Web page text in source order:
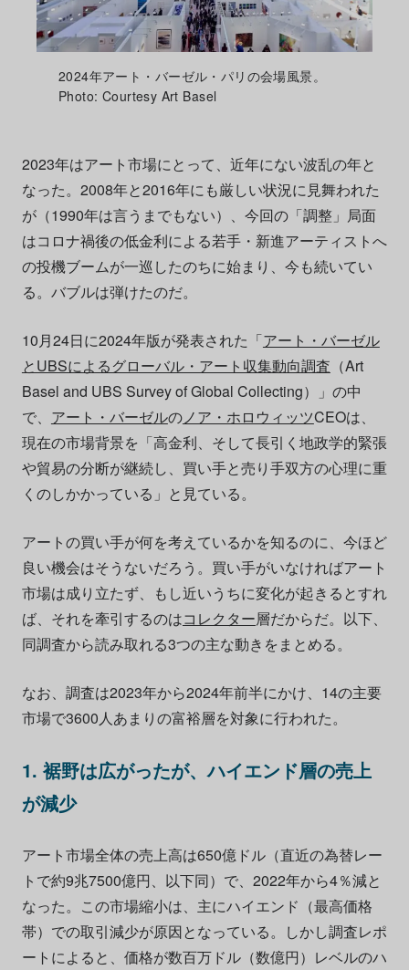
2024年アート・バーゼル・パリの会場風景。
Photo: Courtesy Art Basel
2023年はアート市場にとって、近年にない波乱の年と
なった。2008年と2016年にも厳しい状況に見舞われた
が（1990年は言うまでもない）、今回の「調整」局面
はコロナ禍後の低金利による若手・新進アーティストへ
の投機ブームが一巡したのちに始まり、今も続いてい
る。バブルは弾けたのだ。
10月24日に2024年版が発表された「アート・バーゼル
とUBSによるグローバル・アート収集動向調査 （Art
Basel and UBS Survey of Global Collecting）」の中
で、 アート・バーゼルのノア・ホロウィッツCEOは、
現在の市場背景を「高金利、そして長引く地政学的緊張
や貿易の分断が継続し、買い手と売り手双方の心理に重
くのしかかっている」と見ている。
アートの買い手が何を考えているかを知るのに、今ほど
良い機会はそうないだろう。買い手がいなければアート
市場は成り立たず、もし近いうちに変化が起きるとすれ
ば、それを牽引するのはコレクター層だからだ。以下、
同調査から読み取れる3つの主な動きをまとめる。
なお、調査は2023年から2024年前半にかけ、14の主要
市場で3600人あまりの富裕層を対象に行われた。
1. 裾野は広がったが、ハイエンド層の売上
が減少
アート市場全体の売上高は650億ドル（直近の為替レー
トで約9兆7500億円、以下同）で、2022年から4％減と
なった。この市場縮小は、主にハイエンド（最高価格
帯）での取引減少が原因となっている。しかし調査レポ
ートによると、価格が数百万ドル（数億円）レベルのハ